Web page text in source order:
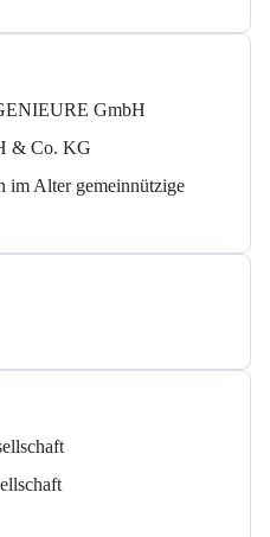
GmbH
& Co. KG
im Alter gemeinnützige